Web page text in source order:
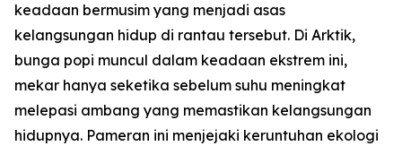
keadaan bermusim yang menjadi asas
kelangsungan hidup di rantau tersebut. Di Arktik,
bunga popi muncul dalam keadaan ekstrem ini,
mekar hanya seketika sebelum suhu meningkat
melepasi ambang yang memastikan kelangsungan
hidupnya. Pameran ini menjejaki keruntuhan ekologi